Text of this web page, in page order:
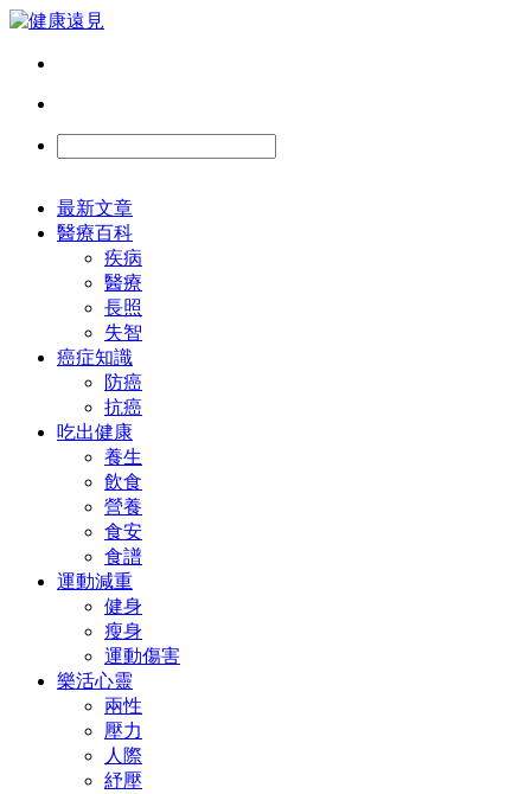
最新文章
醫療百科
疾病
醫療
長照
失智
癌症知識
防癌
抗癌
吃出健康
養生
飲食
營養
食安
食譜
運動減重
健身
瘦身
運動傷害
樂活心靈
兩性
壓力
人際
紓壓